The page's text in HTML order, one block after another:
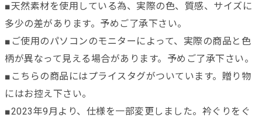
■天然素材を使用している為、実際の色、質感、サイズに
多少の差があります。予めご了承下さい。
■ご使用のパソコンのモニターによって、実際の商品と色
柄が異なって見える場合があります。予めご了承下さい。
■こちらの商品にはプライスタグがついています。贈り物
にはお控え下さい。
■2023年9月より、仕様を一部変更しました。衿ぐりをぐ